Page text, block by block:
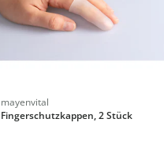
mayenvital
Fingerschutzkappen, 2 Stück